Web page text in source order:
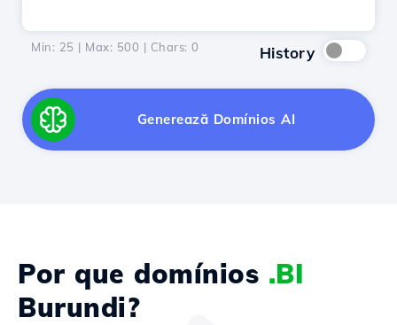
Min: 25 | Max: 500 | Chars: 0 History
Generează Domínios AI
Por que domínios .BI
Burundi?